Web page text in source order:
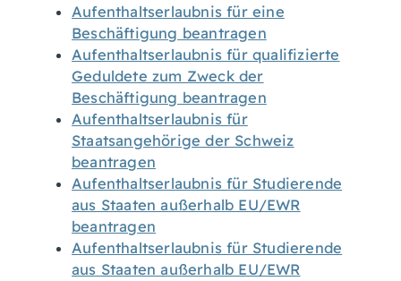
Aufenthaltserlaubnis für eine
Beschäftigung beantragen
Aufenthaltserlaubnis für qualifizierte
Geduldete zum Zweck der
Beschäftigung beantragen
Aufenthaltserlaubnis für
Staatsangehörige der Schweiz
beantragen
Aufenthaltserlaubnis für Studierende
aus Staaten außerhalb EU/EWR
beantragen
Aufenthaltserlaubnis für Studierende
aus Staaten außerhalb EU/EWR